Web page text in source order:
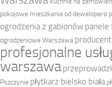
pokojowe mieszkania od dewelopera
ogrodzenia z gabionów
ogrodzeniowe Warszawa
profesjonalne
warszawa
Pszczynie płytkarz bielsko biała